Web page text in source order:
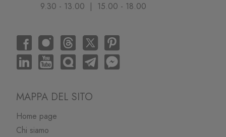
9.30 - 13.00 | 15.00 - 18.00
MAPPA DEL SITO
Home page
Chi siamo